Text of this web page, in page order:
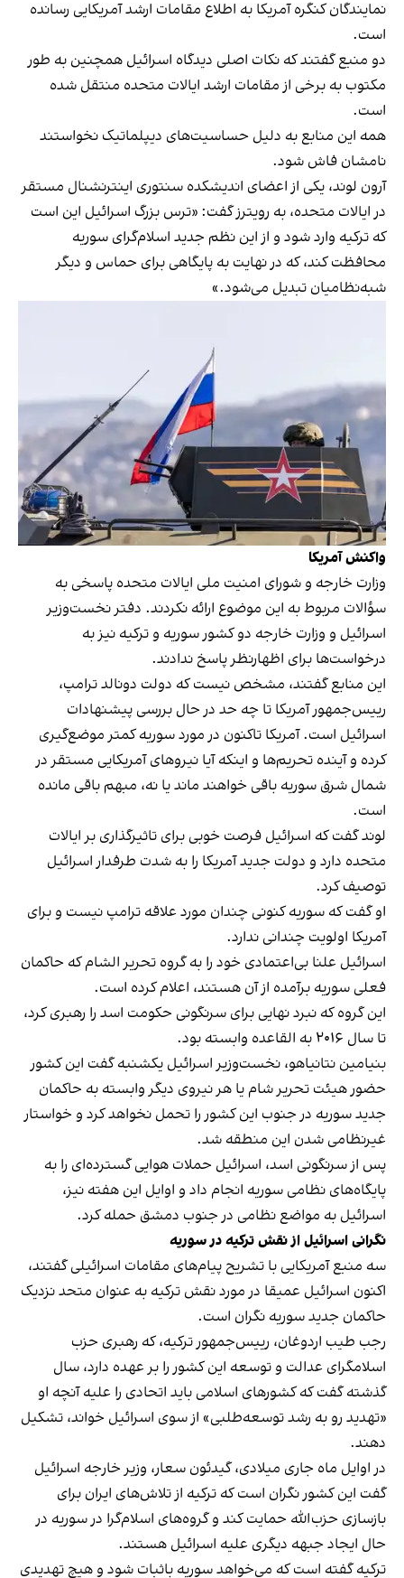
نمایندگان کنگره آمریکا به اطلاع مقامات ارشد آمریکایی رسانده
است.
دو منبع گفتند که نکات اصلی دیدگاه اسرائیل همچنین به طور
مکتوب به برخی از مقامات ارشد ایالات متحده منتقل شده
است.
همه این منابع به دلیل حساسیت‌های دیپلماتیک نخواستند
نامشان فاش شود.
آرون لوند، یکی از اعضای اندیشکده سنتوری اینترنشنال مستقر
در ایالات متحده، به رویترز گفت: «ترس بزرگ اسرائیل این است
که ترکیه وارد شود و از این نظم جدید اسلام‌گرای سوریه
محافظت کند، که در نهایت به پایگاهی برای حماس و دیگر
شبه‌نظامیان تبدیل می‌شود.»
واکنش آمریکا
وزارت خارجه و شورای امنیت ملی ایالات متحده پاسخی به
سؤالات مربوط به این موضوع ارائه نکردند. دفتر نخست‌وزیر
اسرائیل و وزارت خارجه دو کشور سوریه و ترکیه نیز به
درخواست‌ها برای اظهارنظر پاسخ ندادند.
این منابع گفتند، مشخص نیست که دولت دونالد ترامپ،
رییس‌جمهور آمریکا تا چه حد در حال بررسی پیشنهادات
اسرائیل است. آمریکا تاکنون در مورد سوریه کمتر موضع‌گیری
کرده و آینده تحریم‌ها و اینکه آیا نیروهای آمریکایی مستقر در
شمال شرق سوریه باقی خواهند ماند یا نه، مبهم باقی مانده
است.
لوند گفت که اسرائیل فرصت خوبی برای تاثیرگذاری بر ایالات
متحده دارد و دولت جدید آمریکا را به شدت طرفدار اسرائیل
توصیف کرد.
او گفت که سوریه کنونی چندان مورد علاقه ترامپ نیست و برای
آمریکا اولویت چندانی ندارد.
اسرائیل علنا بی‌اعتمادی خود را به گروه تحریر الشام که حاکمان
فعلی سوریه برآمده از آن هستند، اعلام کرده است.
این گروه که نبرد نهایی برای سرنگونی حکومت اسد را رهبری کرد،
تا سال ۲۰۱۶ به القاعده وابسته بود.
بنیامین نتانیاهو، نخست‌وزیر اسرائیل یکشنبه گفت این کشور
حضور هیئت تحریر شام یا هر نیروی دیگر وابسته به حاکمان
جدید سوریه در جنوب این کشور را تحمل نخواهد کرد و خواستار
غیرنظامی شدن این منطقه شد.
پس از سرنگونی اسد، اسرائیل حملات هوایی گسترده‌ای را به
پایگاه‌های نظامی سوریه انجام داد و اوایل این هفته نیز،
اسرائیل به مواضع نظامی در جنوب دمشق حمله کرد.
نگرانی اسرائیل از نقش ترکیه در سوریه
سه منبع آمریکایی با تشریح پیام‌های مقامات اسرائیلی گفتند،
اکنون اسرائیل عمیقا در مورد نقش ترکیه به عنوان متحد نزدیک
حاکمان جدید سوریه نگران است.
رجب طیب اردوغان، رییس‌جمهور ترکیه، که رهبری حزب
اسلامگرای عدالت و توسعه این کشور را بر عهده دارد، سال
گذشته گفت که کشورهای اسلامی باید اتحادی را علیه آنچه او
«تهدید رو به رشد توسعه‌طلبی» از سوی اسرائیل خواند، تشکیل
دهند.
در اوایل ماه جاری میلادی، گیدئون سعار، وزیر خارجه اسرائیل
گفت این کشور نگران است که ترکیه از تلاش‌های ایران برای
بازسازی حزب‌الله حمایت کند و گروه‌های اسلام‌گرا در سوریه در
حال ایجاد جبهه دیگری علیه اسرائیل هستند.
ترکیه گفته است که می‌خواهد سوریه باثبات شود و هیچ تهدیدی